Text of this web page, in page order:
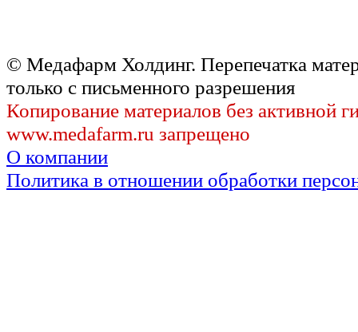
© Медафарм Холдинг. Перепечатка
только с письменного разрешения
Копирование материалов без активной
www.medafarm.ru запрещено
О компании
Политика в отношении обработки